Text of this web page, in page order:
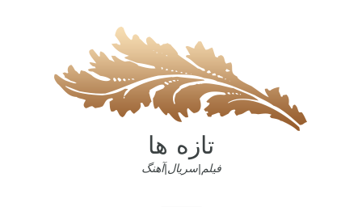
تازه ها
فیلم|سریال|آهنگ